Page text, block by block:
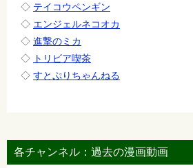
◇ テイコウペンギン
◇ エンジェルネコオカ
◇ 進撃のミカ
◇ トリビア喫茶
◇ すとぷりちゃんねる
各チャンネル：過去の漫画動画